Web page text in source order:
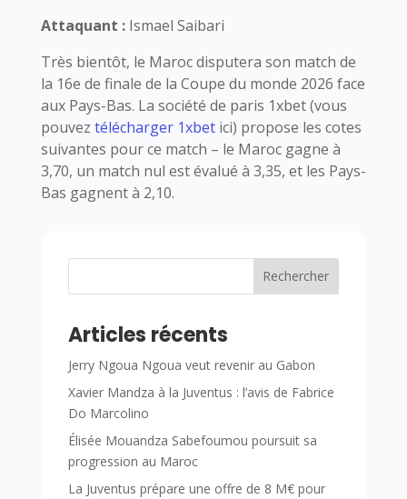
Attaquant :Ismael Saibari
Très bientôt, le Maroc disputera son match de
la 16e de finale de la Coupe du monde 2026 face
aux Pays-Bas. La société de paris 1xbet (vous
pouvez télécharger 1xbetici) propose les cotes
suivantes pour ce match – le Maroc gagne à
3,70, un match nul est évalué à 3,35, et les Pays-
Bas gagnent à 2,10.
Rechercher
Articles récents
Jerry Ngoua Ngoua veut revenir au Gabon
Xavier Mandza à la Juventus : l’avis de Fabrice
Do Marcolino
Élisée Mouandza Sabefoumou poursuit sa
progression au Maroc
La Juventus prépare une offre de 8 M€ pour